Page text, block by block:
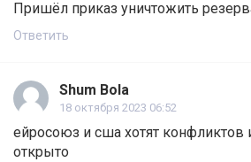
Пришёл приказ уничтожить
Ответить
Shum Bola
18 октября 2023 06:52
ейросоюз и сша хотят конфликтов
открыто